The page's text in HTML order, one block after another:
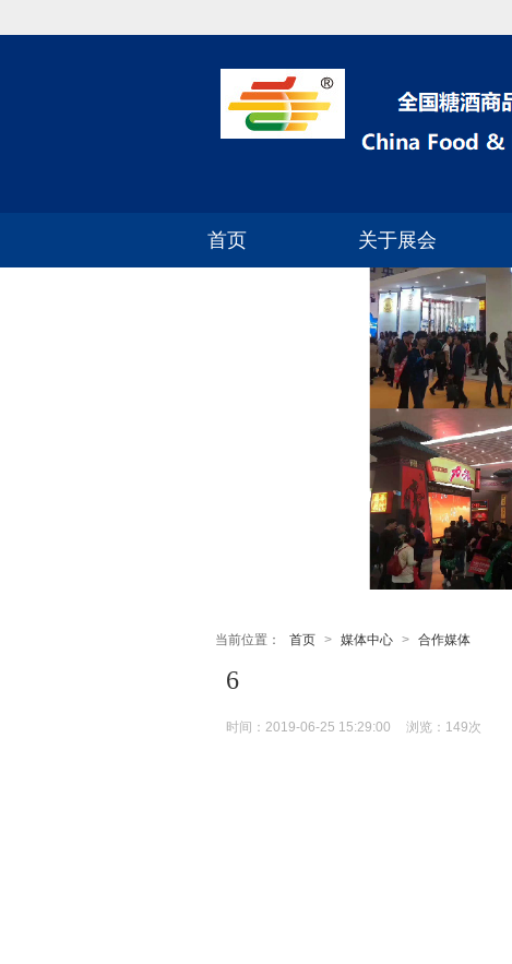
首页 关于展会
2024年深圳糖酒会
参展流程
展区分布
展品范围
参展费用
参展资质
当前位置： 首页 > 媒体中心 > 合作媒体
6
时间：2019-06-25 15:29:00 浏览： 149次